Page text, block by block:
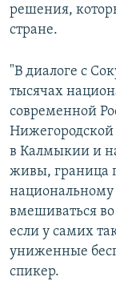
решения,
стране.
"В диалоге с
тысячах
современной
Нижегородской
в Калмыкии и
живы, граница
вмешиваться
если у самих
униженные
спикер.